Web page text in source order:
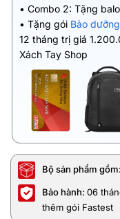
• Combo 2: Tặng
• Tặng gói Bảo
12 tháng trị giá
Xách Tay Shop
Bộ sản phẩm gồm:
Bảo hành: 06
thêm gói Fastest